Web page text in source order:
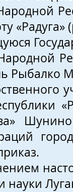
Рыбалко
науки